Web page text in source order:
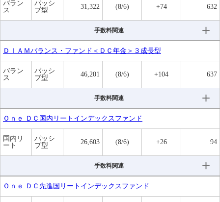
バラン
ス
パッシ
ブ型
31,322 (8/6) +74 632
手数料関連
ＤＩＡＭバランス・ファンド＜ＤＣ年金＞３成長型
バラン
ス
パッシ
ブ型
46,201 (8/6) +104 637
手数料関連
Ｏｎｅ ＤＣ国内リートインデックスファンド
国内リ
ート
パッシ
ブ型
26,603 (8/6) +26 94
手数料関連
Ｏｎｅ ＤＣ先進国リートインデックスファンド